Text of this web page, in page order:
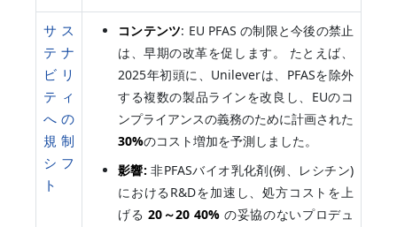
サス
テナ
ビリ
ティ
への
規制
シフ
ト
コンテンツ: EU PFAS の制限と今後の禁止
は、早期の改革を促します。 たとえば、
2025年初頭に、Unileverは、PFASを除外
する複数の製品ラインを改良し、EUのコ
ンプライアンスの義務のために計画された
30%のコスト増加を予測しました。
影響:非PFASバイオ乳化剤(例、レシチン)
におけるR&Dを加速し、処方コストを上
げる20～2040% の妥協のないプロデュ